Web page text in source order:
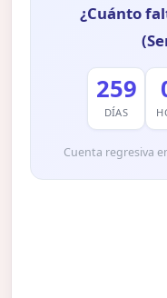
¿Cuánto
259
DÍAS
Cuenta regresiva